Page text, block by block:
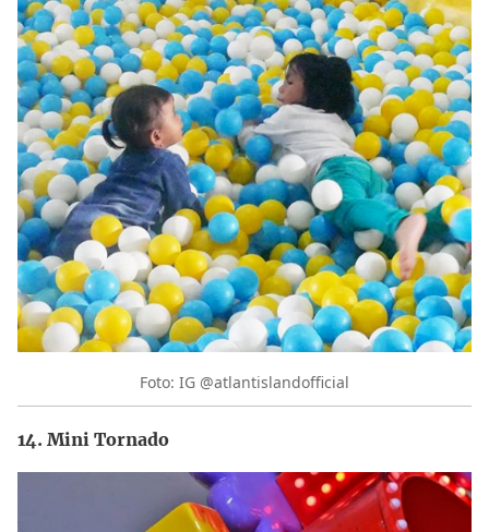
Foto: IG @atlantislandofficial
14. Mini Tornado